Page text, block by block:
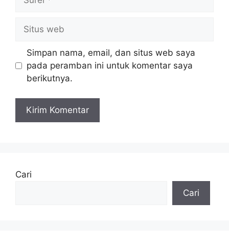
Situs
web
Simpan nama, email, dan situs web saya
pada peramban ini untuk komentar saya
berikutnya.
Cari
Cari